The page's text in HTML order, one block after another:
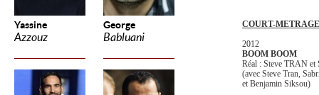
Yassine
Azzouz
George
Babluani
COURT-METRAGE
2012
BOOM BOOM
Réal : Steve TRAN et
(avec Steve Tran,
et Benjamin Siksou)